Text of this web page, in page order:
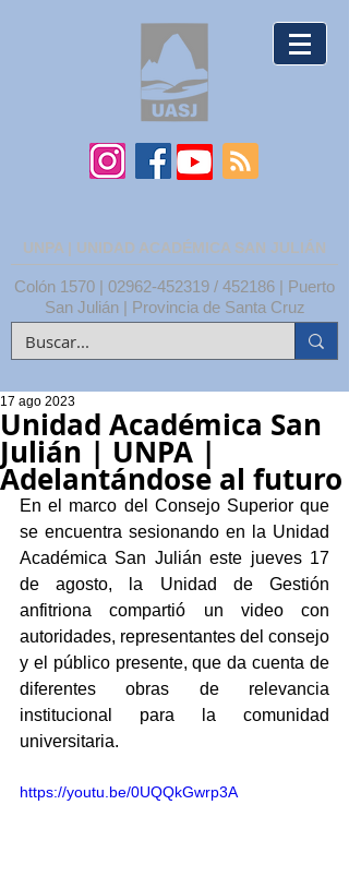
UNPA | UNIDAD ACADÉMICA SAN JULIÁN
Colón 1570 | 02962-452319 / 452186 | Puerto
San Julián | Provincia de Santa Cruz
Unidad Académica San
Julián | UNPA |
Adelantándose al futuro
17 ago 2023
En el marco del Consejo Superior que
se encuentra sesionando en la Unidad
Académica San Julián este jueves 17
de agosto, la Unidad de Gestión
anfitriona compartió un video con
autoridades, representantes del consejo
y el público presente, que da cuenta de
diferentes obras de relevancia
institucional para la comunidad
universitaria.
https://youtu.be/0UQQkGwrp3A